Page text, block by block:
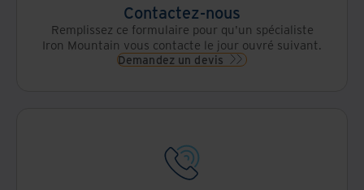
Contactez-nous
Remplissez ce formulaire pour qu'un spécialiste
Iron Mountain vous contacte le jour ouvré suivant.
Demandez un devis